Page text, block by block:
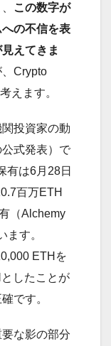
この数字が
への不信を表
えてきま
Crypto
えます。
投資家の動
式発表）で
有は6月28日
百万ETH
（Alchemy
ます。
ETHを
したことが
です。
な影の部分